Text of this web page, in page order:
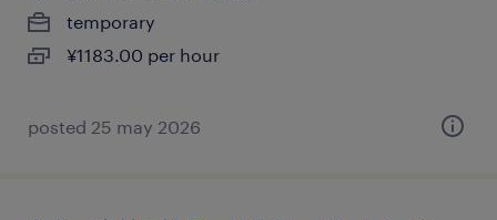
temporary
¥1183.00 per hour
posted 25 may 2026